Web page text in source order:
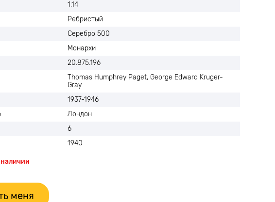
1,14
Ребристый
Серебро 500
Монархи
20.875.196
Thomas Humphrey Paget, George Edward Kruger-
Gray
1937-1946
Лондон
6
1940
наличии
меня